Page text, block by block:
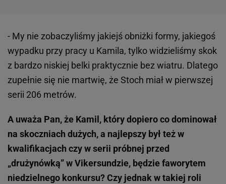
- My nie zobaczyliśmy jakiejś obniżki formy, jakiegoś
wypadku przy pracy u Kamila, tylko widzieliśmy skok
z bardzo niskiej belki praktycznie bez wiatru. Dlatego
zupełnie się nie martwię, że Stoch miał w pierwszej
serii 206 metrów.
A uważa Pan, że Kamil, który dopiero co dominował
na skoczniach dużych, a najlepszy był też w
kwalifikacjach czy w serii próbnej przed
„drużynówką” w Vikersundzie, będzie faworytem
niedzielnego konkursu? Czy jednak w takiej roli